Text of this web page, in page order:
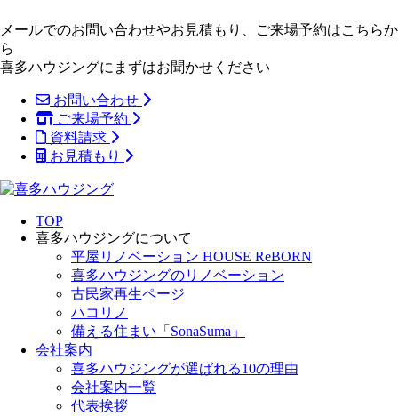
メールでのお問い合わせやお見積もり、ご来場予約はこちらか
ら
喜多ハウジングにまずはお聞かせください
お問い合わせ
ご来場予約
資料請求
お見積もり
TOP
喜多ハウジングについて
平屋リノベーション HOUSE ReBORN
喜多ハウジングのリノベーション
古民家再生ページ
ハコリノ
備える住まい「SonaSuma」
会社案内
喜多ハウジングが選ばれる10の理由
会社案内一覧
代表挨拶